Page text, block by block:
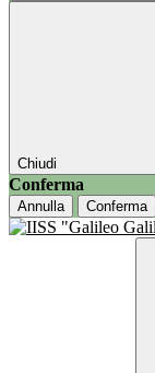
Chiudi
Conferma
Annulla Conferma